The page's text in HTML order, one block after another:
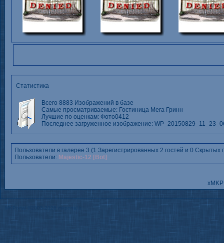
Статистика
Всего 8883 Изображений в базе
Самые просматриваемые: Гостиница Мега Гринн
Лучшие по оценкам: Фото0412
Последнее загруженное изображение:
Пользователи в галерее 3 (1 Зарегистрированных 2 гостей и 0 Скрытых
Пользователи: Majestic-12 [Bot]
MKPortal ©2003-2026